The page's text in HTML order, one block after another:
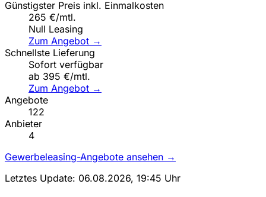
Günstigster Preis inkl. Einmalkosten
265 €/mtl.
Null Leasing
Zum Angebot →
Schnellste Lieferung
Sofort verfügbar
ab 395 €/mtl.
Zum Angebot →
Angebote
122
Anbieter
4
Gewerbeleasing-Angebote ansehen →
Letztes Update: 06.08.2026, 19:45 Uhr